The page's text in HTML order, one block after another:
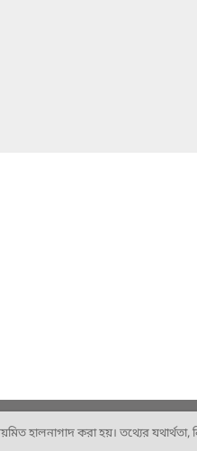
হালনাগাদ করা হয়। তথ্যের যথার্থতা,